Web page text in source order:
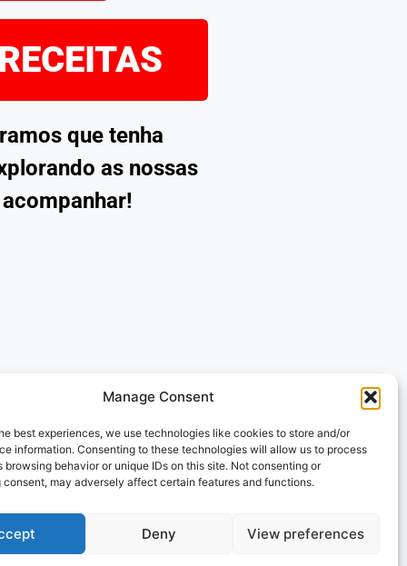
Manage Consent
best experiences, we use technologies like cookies to store and/or
information. Consenting to these technologies will allow us to process
browsing behavior or unique IDs on this site. Not consenting or
may adversely affect certain features and functions.
Deny View preferences
que tenha
as nossas